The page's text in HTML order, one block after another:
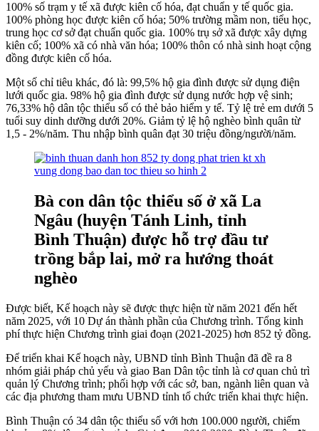
100% số trạm y tế xã được kiên cố hóa, đạt chuẩn y tế quốc gia.
100% phòng học được kiên cố hóa; 50% trường mầm non, tiểu học,
trung học cơ sở đạt chuẩn quốc gia. 100% trụ sở xã được xây dựng
kiên cố; 100% xã có nhà văn hóa; 100% thôn có nhà sinh hoạt cộng
đồng được kiên cố hóa.
Một số chỉ tiêu khác, đó là: 99,5% hộ gia đình được sử dụng điện
lưới quốc gia. 98% hộ gia đình được sử dụng nước hợp vệ sinh;
76,33% hộ dân tộc thiểu số có thẻ bảo hiểm y tế. Tỷ lệ trẻ em dưới 5
tuổi suy dinh dưỡng dưới 20%. Giảm tỷ lệ hộ nghèo bình quân từ
1,5 - 2%/năm. Thu nhập bình quân đạt 30 triệu đồng/người/năm.
Bà con dân tộc thiểu số ở xã La
Ngâu (huyện Tánh Linh, tỉnh
Bình Thuận) được hỗ trợ đầu tư
trồng bắp lai, mở ra hướng thoát
nghèo
Được biết, Kế hoạch này sẽ được thực hiện từ năm 2021 đến hết
năm 2025, với 10 Dự án thành phần của Chương trình. Tổng kinh
phí thực hiện Chương trình giai đoạn (2021-2025) hơn 852 tỷ đồng.
Để triển khai Kế hoạch này, UBND tỉnh Bình Thuận đã đề ra 8
nhóm giải pháp chủ yếu và giao Ban Dân tộc tỉnh là cơ quan chủ trì
quản lý Chương trình; phối hợp với các sở, ban, ngành liên quan và
các địa phương tham mưu UBND tỉnh tổ chức triển khai thực hiện.
Bình Thuận có 34 dân tộc thiểu số với hơn 100.000 người, chiếm